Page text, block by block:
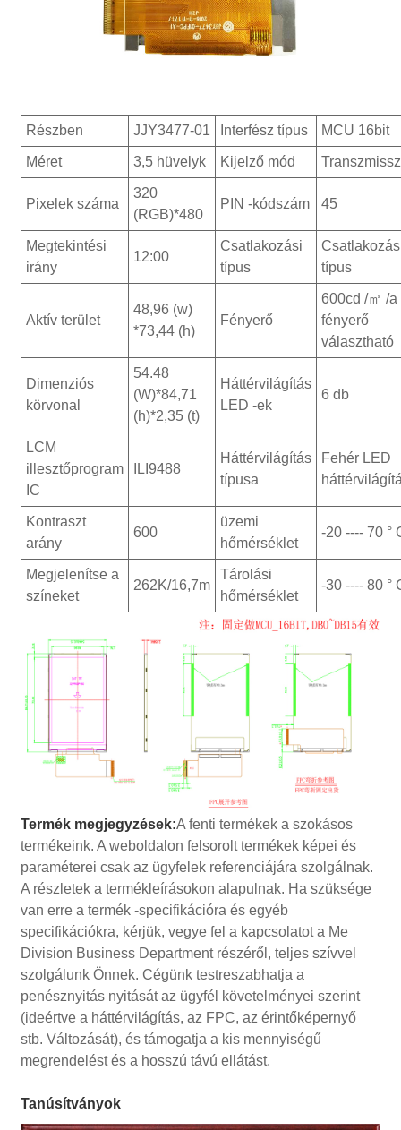
Részben JJY3477-01 Interfész típus MCU 16bit
Méret 3,5 hüvelyk Kijelző mód
Pixelek száma
320
(RGB)*480
PIN -kódszám 45
Megtekintési
irány
12:00
Csatlakozási
típus
típus
Aktív terület
48,96 (w)
*73,44 (h)
Fényerő
600cd /㎡ /a
fényerő
választható
Dimenziós
körvonal
54.48
(W)*84,71
(h)*2,35 (t)
Háttérvilágítás
LED -ek
6 db
LCM
illesztőprogram
IC
ILI9488
Háttérvilágítás
típusa
Fehér LED
Kontraszt
arány
600
üzemi
hőmérséklet
-20 ---- 70 °
Megjelenítse a
színeket
262K/16,7m
Tárolási
hőmérséklet
-30 ---- 80 °
Termék megjegyzések:A fenti termékek a szokásos
termékeink. A weboldalon felsorolt ​​termékek képei és
paraméterei csak az ügyfelek referenciájára szolgálnak.
A részletek a termékleírásokon alapulnak. Ha szüksége
van erre a termék -specifikációra és egyéb
specifikációkra, kérjük, vegye fel a kapcsolatot a Me
Division Business Department részéről, teljes szívvel
szolgálunk Önnek. Cégünk testreszabhatja a
penésznyitás nyitását az ügyfél követelményei szerint
(ideértve a háttérvilágítás, az FPC, az érintőképernyő
stb. Változását), és támogatja a kis mennyiségű
megrendelést és a hosszú távú ellátást.
Tanúsítványok